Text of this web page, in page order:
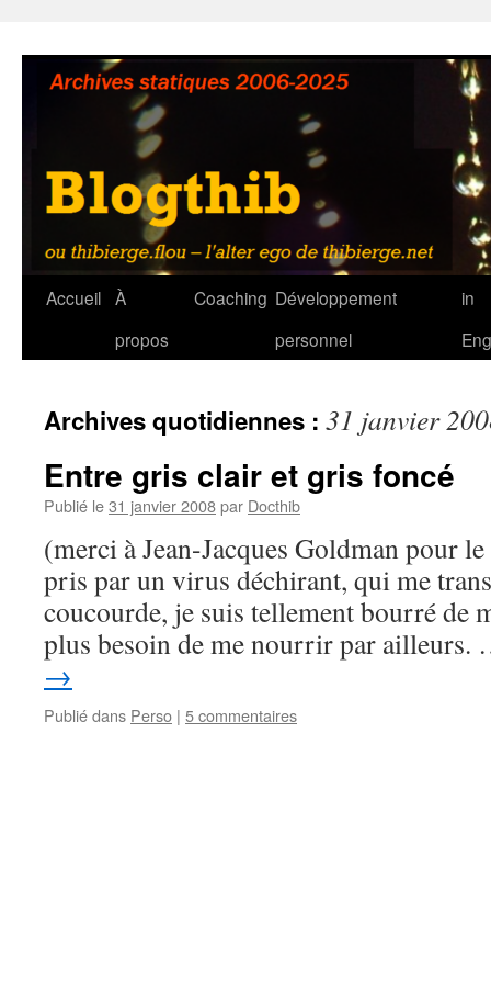
contenu
Accueil À
propos
Coaching Développement
personnel
in
Archives quotidiennes : 31 janvier
Entre gris clair et gris foncé
Publié le31 janvier 2008par Docthib
(merci à Jean-Jacques Goldman pour
pris par un virus déchirant, qui me
coucourde, je suis tellement bourré de
plus besoin de me nourrir par
→
Publié dans Perso | 5 commentaires